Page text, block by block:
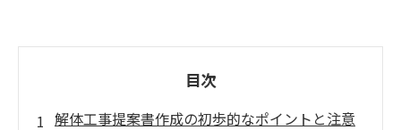
目次
解体工事提案書作成の初歩的なポイントと注意